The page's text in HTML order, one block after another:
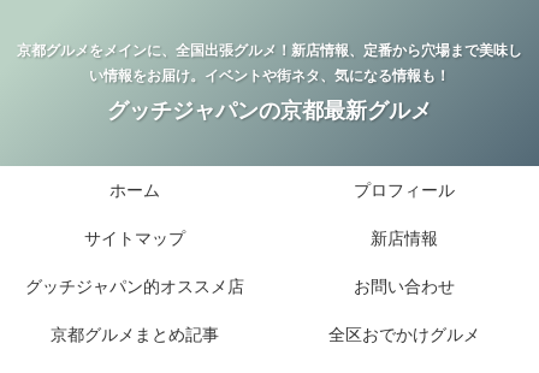
京都グルメをメインに、全国出張グルメ！新店情報、定番から穴場まで美味し
い情報をお届け。イベントや街ネタ、気になる情報も！
グッチジャパンの京都最新グルメ
ホーム プロフィール
サイトマップ 新店情報
グッチジャパン的オススメ店 お問い合わせ
京都グルメまとめ記事 全区おでかけグルメ